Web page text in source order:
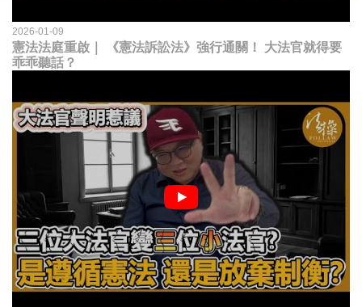
2026-01-09
憲法法庭重啟｜ 《憲法訴訟法》強行通關！ 大法官就得要
乖乖聽話？